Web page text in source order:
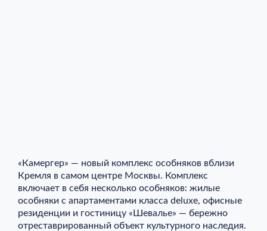
«Камергер» — новый комплекс особняков вблизи
Кремля в самом центре Москвы. Комплекс
включает в себя несколько особняков: жилые
особняки с апартаментами класса deluxe, офисные
резиденции и гостиницу «Шевалье» — бережно
отреставрированный объект культурного наследия.